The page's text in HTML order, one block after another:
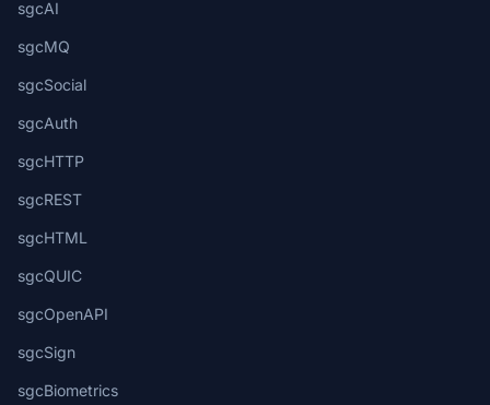
sgcAI
sgcMQ
sgcSocial
sgcAuth
sgcHTTP
sgcREST
sgcHTML
sgcQUIC
sgcOpenAPI
sgcSign
sgcBiometrics